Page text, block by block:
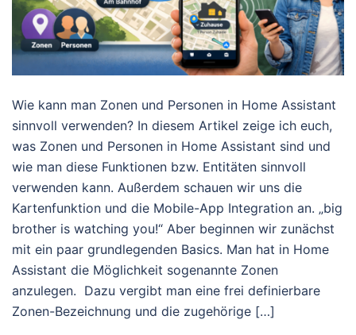
Wie kann man Zonen und Personen in Home Assistant
sinnvoll verwenden? In diesem Artikel zeige ich euch,
was Zonen und Personen in Home Assistant sind und
wie man diese Funktionen bzw. Entitäten sinnvoll
verwenden kann. Außerdem schauen wir uns die
Kartenfunktion und die Mobile-App Integration an. „big
brother is watching you!“ Aber beginnen wir zunächst
mit ein paar grundlegenden Basics. Man hat in Home
Assistant die Möglichkeit sogenannte Zonen
anzulegen. Dazu vergibt man eine frei definierbare
Zonen-Bezeichnung und die zugehörige […]